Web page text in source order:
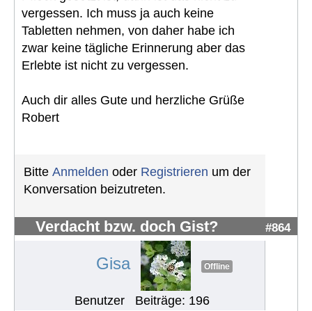
vergessen. Ich muss ja auch keine
Tabletten nehmen, von daher habe ich
zwar keine tägliche Erinnerung aber das
Erlebte ist nicht zu vergessen.
Auch dir alles Gute und herzliche Grüße
Robert
Bitte Anmelden oder Registrieren um der
Konversation beizutreten.
Verdacht bzw. doch Gist? #864
Gisa Offline
Benutzer Beiträge: 196